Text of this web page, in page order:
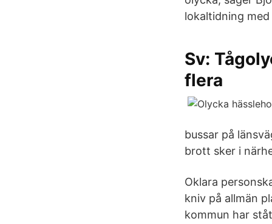
lokaltidning
Sv:
flera
bussar på
brott sker i
Oklara
kniv på allmän
kommun har